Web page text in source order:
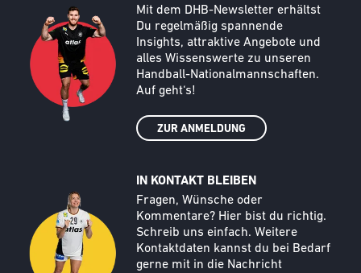
Text
Mit dem DHB-Newsletter erhältst
Du regelmäßig spannende
Insights, attraktive Angebote und
alles Wissenswerte zu unseren
Handball-Nationalmannschaften.
Auf geht‘s!
ZUR ANMELDUNG
Call to action image
IN KONTAKT BLEIBEN
Text
Fragen, Wünsche oder
Kommentare? Hier bist du richtig.
Schreib uns einfach. Weitere
Kontaktdaten kannst du bei Bedarf
gerne mit in die Nachricht